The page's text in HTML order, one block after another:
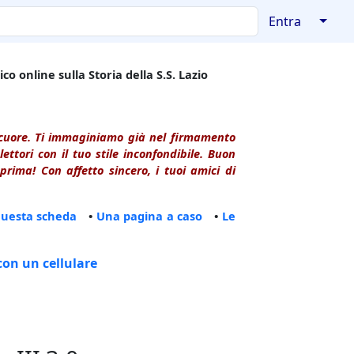
Entra ↓
online sulla Storia della S.S. Lazio
Ti immaginiamo già nel firmamento
con il tuo stile inconfondibile. Buon
Con affetto sincero, i tuoi amici di
scheda • Una pagina a caso • Le
un cellulare